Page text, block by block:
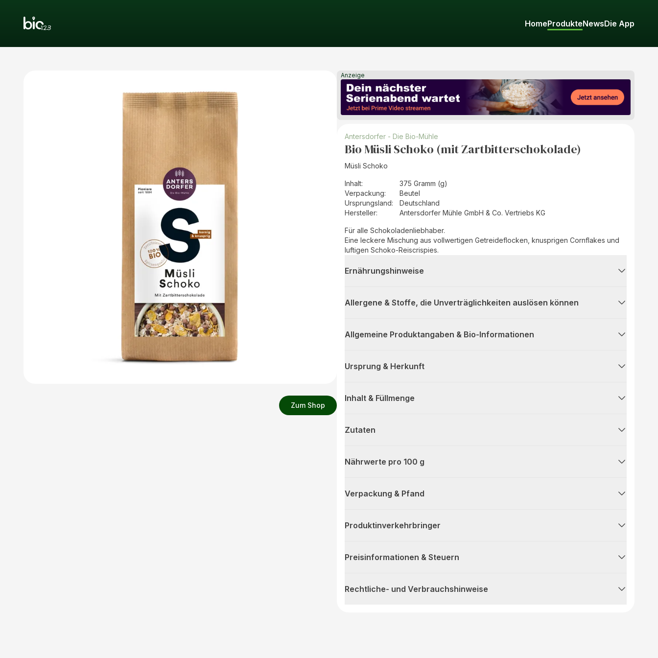
HomeProdukteNewsDie App
Zum Shop
Anzeige
Antersdorfer - Die Bio-Mühle
Bio Müsli Schoko (mit Zartbitterschokolade)
Müsli Schoko
Inhalt:
375 Gramm (g)
Verpackung:
Beutel
Ursprungsland:
Deutschland
Hersteller: Antersdorfer Mühle GmbH & Co. Vertriebs KG
Für alle Schokoladenliebhaber.
Eine leckere Mischung aus vollwertigen Getreideflocken, knusprigen Cornflakes und
luftigen Schoko-Reiscrispies.
Ernährungshinweise
Allergene & Stoffe, die Unverträglichkeiten auslösen können
Allgemeine Produktangaben & Bio-Informationen
Ursprung & Herkunft
Inhalt & Füllmenge
Zutaten
Nährwerte pro 100 g
Verpackung & Pfand
Produktinverkehrbringer
Preisinformationen & Steuern
Rechtliche- und Verbrauchshinweise